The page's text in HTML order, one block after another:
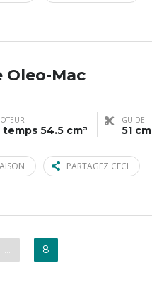
Mac
temps 54.5 cm³
GUIDE
51 cm
PARTAGEZ CECI
… 8